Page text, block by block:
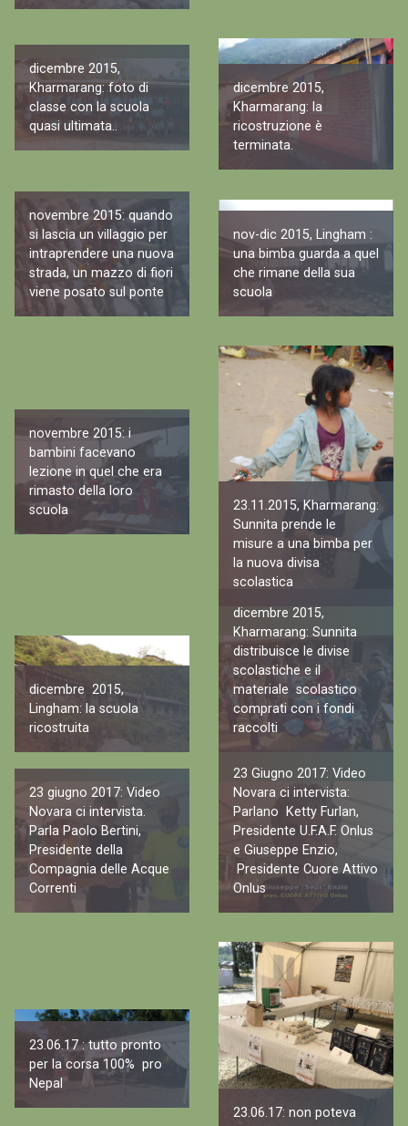
dicembre 2015,
Kharmarang: foto di
classe con la scuola
quasi ultimata..
dicembre 2015,
Kharmarang: la
ricostruzione è
terminata.
novembre 2015: quando
si lascia un villaggio per
intraprendere una nuova
strada, un mazzo di fiori
viene posato sul ponte
nov-dic 2015, Lingham :
una bimba guarda a quel
che rimane della sua
scuola
novembre 2015: i
bambini facevano
lezione in quel che era
rimasto della loro
scuola
23.11.2015, Kharmarang:
Sunnita prende le
misure a una bimba per
la nuova divisa
scolastica
dicembre 2015,
Lingham: la scuola
ricostruita
dicembre 2015,
Kharmarang: Sunnita
distribuisce le divise
scolastiche e il
materiale scolastico
comprati con i fondi
raccolti
23 giugno 2017: Video
Novara ci intervista.
Parla Paolo Bertini,
Presidente della
Compagnia delle Acque
Correnti
23 Giugno 2017: Video
Novara ci intervista:
Parlano Ketty Furlan,
Presidente U.F.A.F. Onlus
e Giuseppe Enzio,
Presidente Cuore Attivo
Onlus
23.06.17 : tutto pronto
per la corsa 100% pro
Nepal
23.06.17: non poteva